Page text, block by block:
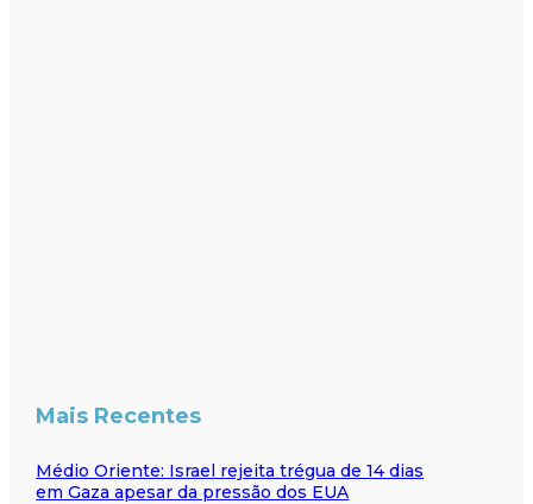
Mais Recentes
Médio Oriente: Israel rejeita trégua de 14 dias
em Gaza apesar da pressão dos EUA